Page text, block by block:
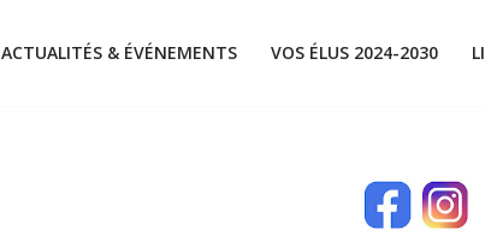
ACTUALITÉS & ÉVÉNEMENTS VOS ÉLUS 2024-2030